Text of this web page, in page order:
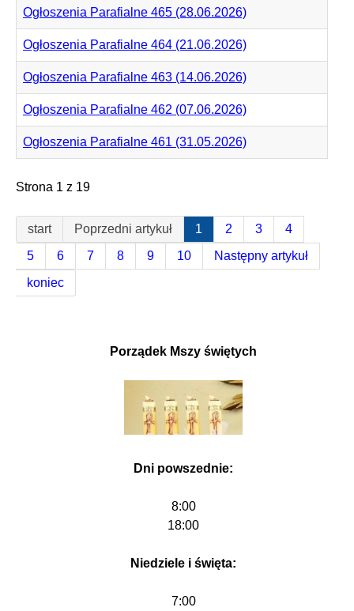
Ogłoszenia Parafialne 465 (28.06.2026)
Ogłoszenia Parafialne 464 (21.06.2026)
Ogłoszenia Parafialne 463 (14.06.2026)
Ogłoszenia Parafialne 462 (07.06.2026)
Ogłoszenia Parafialne 461 (31.05.2026)
Strona 1 z 19
start Poprzedni artykuł 1 2 3
4
5
6 7 8 9 10
Następny artykuł
koniec
Porządek Mszy świętych
Dni powszednie:
8:00
18:00
Niedziele i święta:
7:00